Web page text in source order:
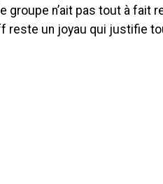
groupe n’ait pas tout à fait
reste un joyau qui justifie